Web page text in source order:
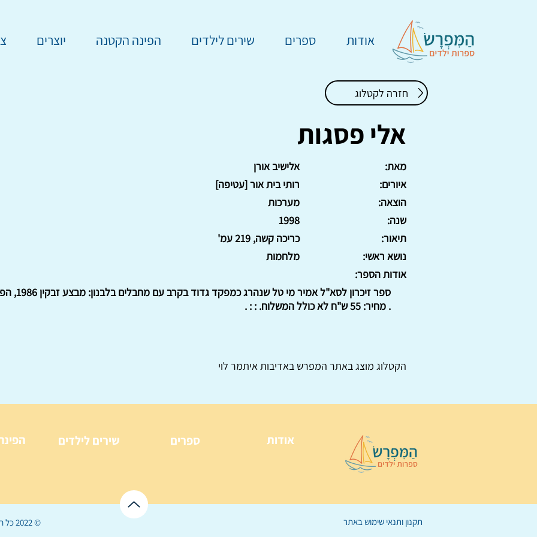
אודות ספרים שירים לילדים הפינה הקטנה יוצרים
חזרה לקטלוג
אלי פסגות
אלישיב אורן
מאת:
רותי בית אור [עטיפה]
איורים:
מערכות
הוצאה:
1998
שנה:
כריכה קשה, 219 עמ'
תיאור:
מלחמות
נושא ראשי:
אודות הספר:
ספר זיכרון
. מחיר: 55 ש"ח לא כולל המשלוח. : : .
הקטלוג מוצג באתר המפרש באדיבות איתמר לוי
שירים לילדים ספרים אודות
© 2022 כל הזכויות שמורות ל תקנון ותנאי שימוש באתר